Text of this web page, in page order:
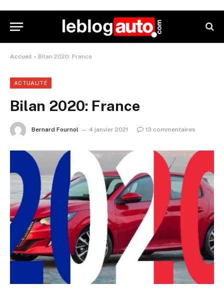
Accueil » Bilan 2020: France
ACTUALITÉ
Bilan 2020: France
Bernard Fournol 4 janvier 2021 13 commentaires